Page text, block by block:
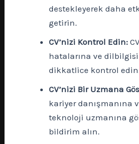
destekleyerek daha
getirin.
CV’nizi Kontrol Edin:
hatalarına ve
dikkatlice kontrol
CV’nizi Bir Uzmana
kariyer danışmanına
teknoloji uzmanına
bildirim alın.